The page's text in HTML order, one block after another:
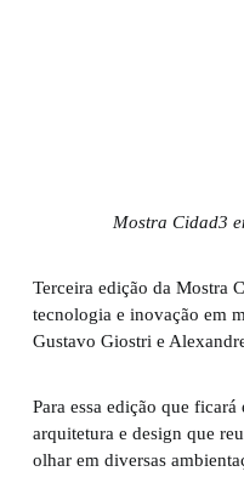
Mostra Cidad3
Terceira edição da Mostra
tecnologia e inovação em
Gustavo Giostri e
Para essa edição que
arquitetura e design que
olhar em diversas